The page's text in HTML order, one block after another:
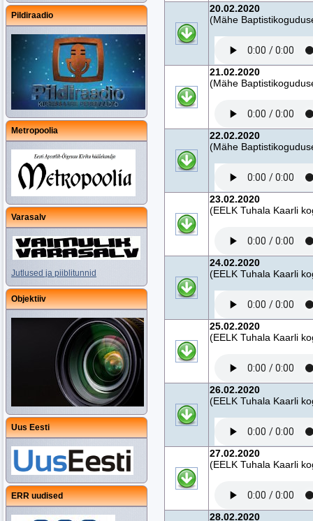
Pildiraadio
Metropoolia
Varasalv
Jutlused ja piiblitunnid
Objektiiv
Uus Eesti
ERR uudised
20.02.2020
(Mähe
21.02.2020
(Mähe
22.02.2020
(Mähe
23.02.2020
(EELK Tuhala Kaarli
24.02.2020
(EELK Tuhala Kaarli
25.02.2020
(EELK Tuhala Kaarli
26.02.2020
(EELK Tuhala Kaarli
27.02.2020
(EELK Tuhala Kaarli
28.02.2020